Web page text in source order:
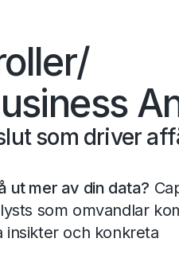
/
som driver
ut mer av din data?
som omvandlar
insikter och konkreta